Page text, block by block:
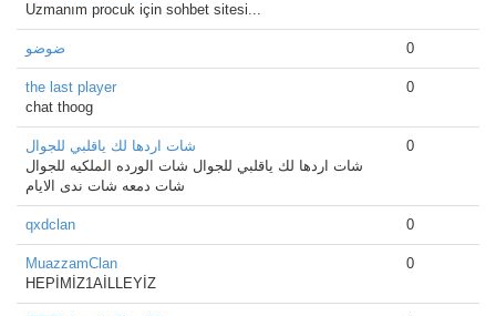
Uzmanım procuk için sohbet sitesi...
ضوضو 0
the last player
chat thoog
0
شات اردها لك ياقلبي للجوال
شات اردها لك ياقلبي للجوال شات الورده الملكيه للجوال
شات دمعه شات ندى الايام
0
qxdclan 0
MuazzamClan
HEPİMİZ1AİLLEYİZ
0